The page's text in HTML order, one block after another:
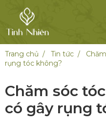
Trang chủ Tin tức
rụng tóc không?
Chăm sóc
có gây rụng